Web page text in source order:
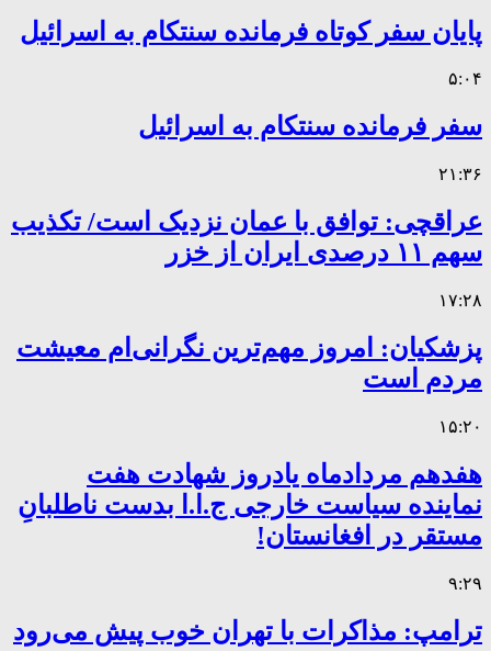
پایان سفر کوتاه فرمانده سنتکام به اسرائیل
۵:۰۴
سفر فرمانده سنتکام به اسرائیل
۲۱:۳۶
عراقچی: توافق با عمان نزدیک است/ تکذیب
سهم ۱۱ درصدی ایران از خزر
۱۷:۲۸
پزشکیان: امروز مهم‌ترین نگرانی‌ام معیشت
مردم است
۱۵:۲۰
هفدهم مردادماه یادروز شهادت هفت
نماینده سیاست خارجی ج.ا.ا بدست ناطلبانِ
مستقر در افغانستان!
۹:۲۹
ترامپ: مذاکرات با تهران خوب پیش می‌رود